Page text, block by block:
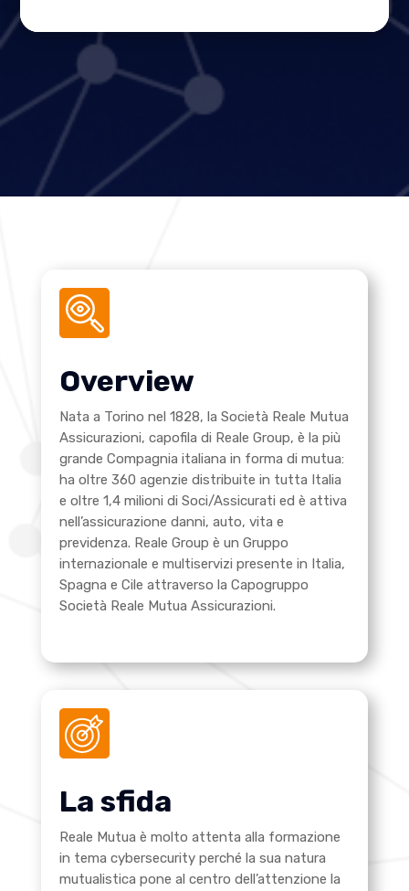
Overview
Nata a Torino nel 1828, la Società Reale Mutua
Assicurazioni, capofila di Reale Group, è la più
grande Compagnia italiana in forma di mutua:
ha oltre 360 agenzie distribuite in tutta Italia
e oltre 1,4 milioni di Soci/Assicurati ed è attiva
nell’assicurazione danni, auto, vita e
previdenza. Reale Group è un Gruppo
internazionale e multiservizi presente in Italia,
Spagna e Cile attraverso la Capogruppo
Società Reale Mutua Assicurazioni.
La sfida
Reale Mutua è molto attenta alla formazione
in tema cybersecurity perché la sua natura
mutualistica pone al centro dell’attenzione la